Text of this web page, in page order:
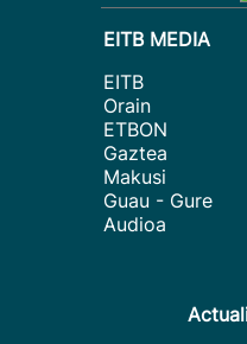
EITB MEDIA
EITB
Orain
ETBON
Gaztea
Makusi
Guau - Gure
Audioa